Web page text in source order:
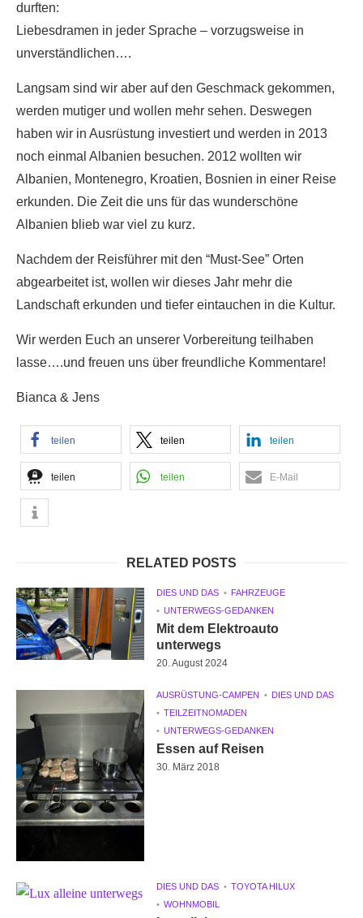
durften:
Liebesdramen in jeder Sprache – vorzugsweise in
unverständlichen….
Langsam sind wir aber auf den Geschmack gekommen,
werden mutiger und wollen mehr sehen. Deswegen
haben wir in Ausrüstung investiert und werden in 2013
noch einmal Albanien besuchen. 2012 wollten wir
Albanien, Montenegro, Kroatien, Bosnien in einer Reise
erkunden. Die Zeit die uns für das wunderschöne
Albanien blieb war viel zu kurz.
Nachdem der Reisführer mit den “Must-See” Orten
abgearbeitet ist, wollen wir dieses Jahr mehr die
Landschaft erkunden und tiefer eintauchen in die Kultur.
Wir werden Euch an unserer Vorbereitung teilhaben
lasse….und freuen uns über freundliche Kommentare!
Bianca & Jens
teilen teilen teilen
teilen teilen E-Mail
RELATED POSTS
DIES UND DAS
FAHRZEUGE
UNTERWEGS-GEDANKEN
Mit dem Elektroauto
unterwegs
20. August 2024
AUSRÜSTUNG-CAMPEN
DIES UND DAS
TEILZEITNOMADEN
UNTERWEGS-GEDANKEN
Essen auf Reisen
30. März 2018
DIES UND DAS
TOYOTA HILUX
WOHNMOBIL